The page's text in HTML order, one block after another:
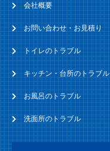
会社概要
お問い合わせ・お見積り
トイレのトラブル
キッチン・台所のトラブル
お風呂のトラブル
洗面所のトラブル